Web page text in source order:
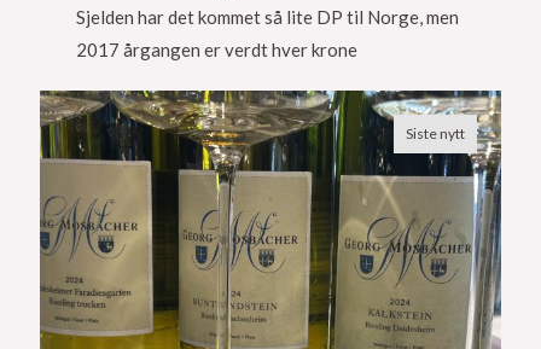
Sjelden har det kommet så lite DP til Norge, men
2017 årgangen er verdt hver krone
Siste nytt